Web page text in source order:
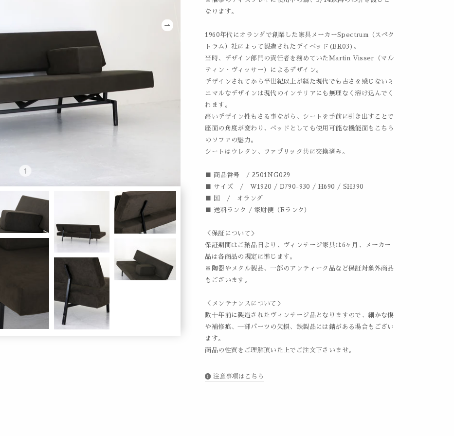
なります。
1960年代にオランダで創業した家具メーカーSpectrum（スペク
トラム）社によって製造されたデイベッド(BR03)。
当時、デザイン部門の責任者を務めていたMartin Visser（マル
ティン・ヴィッサー）によるデザイン。
デザインされてから半世紀以上が経た現代でも古さを感じないミ
ニマルなデザインは現代のインテリアにも無理なく溶け込んでく
れます。
高いデザイン性もさる事ながら、シートを手前に引き出すことで
座面の角度が変わり、ベッドとしても使用可能な機能面もこちら
のソファの魅力。
シートはウレタン、ファブリック共に交換済み。
■ 商品番号 / 2501NG029
■ サイズ / W1920 / D790-930 / H690 / SH390
■ 国 / オランダ
■ 送料ランク / 家財便（Eランク）
＜保証について＞
保証期間はご納品日より、ヴィンテージ家具は6ヶ月、メーカー
品は各商品の規定に準じます。
※陶器やメタル製品、一部のアンティーク品など保証対象外商品
もございます。
＜メンテナンスについて＞
数十年前に製造されたヴィンテージ品となりますので、細かな傷
や補修痕、一部パーツの欠損、鉄製品には錆がある場合もござい
ます。
商品の性質をご理解頂いた上でご注文下さいませ。
注意事項はこちら